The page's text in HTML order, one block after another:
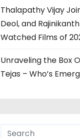
Thalapathy Vijay
Deol, and
Watched Films of
Unraveling the Box
Tejas – Who’s